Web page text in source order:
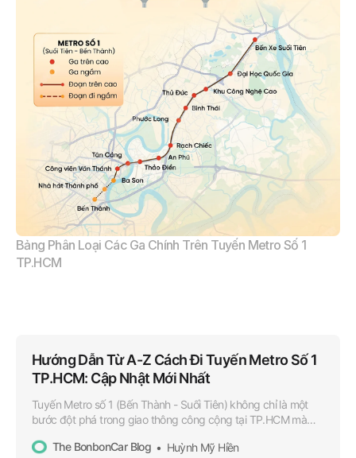
Bảng Phân Loại Các Ga Chính Trên Tuyến Metro Số 1
TP.HCM
Hướng Dẫn Từ A-Z Cách Đi Tuyến Metro Số 1
TP.HCM: Cập Nhật Mới Nhất
Tuyến Metro số 1 (Bến Thành - Suối Tiên) không chỉ là một
bước đột phá trong giao thông công cộng tại TP.HCM mà
tối đa lợi ích của tuyến Metro này, hãy cùng khám
The BonbonCar Blog Huỳnh Mỹ Hiền